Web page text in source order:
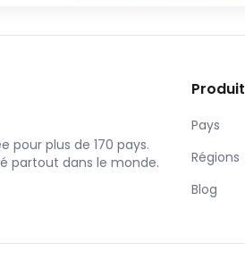
pour plus de 170 pays.
partout dans le monde.
Produit
Pays
Régions
Blog